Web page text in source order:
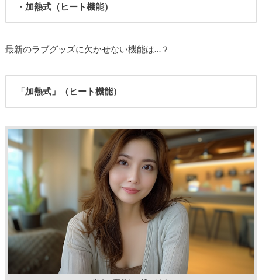
・加熱式（ヒート機能）
最新のラブグッズに欠かせない機能は…？
「加熱式」（ヒート機能）